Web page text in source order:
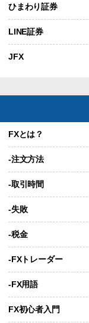
ひまわり証券
LINE証券
JFX
FXとは？
-注文方法
-取引時間
-失敗
-税金
-FXトレーダー
-FX用語
FX初心者入門